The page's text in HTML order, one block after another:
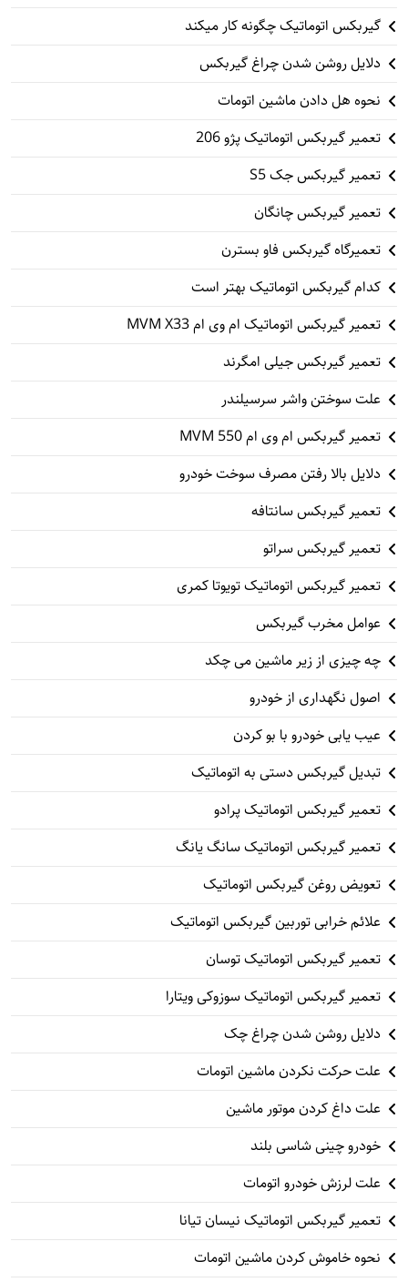
گیربکس اتوماتیک چگونه کار میکند
دلایل روشن شدن چراغ گیربکس
نحوه هل دادن ماشین اتومات
تعمیر گیربکس اتوماتیک پژو 206
تعمیر گیربکس جک S5
تعمیر گیربکس چانگان
تعمیرگاه گیربکس فاو بسترن
کدام گیربکس اتوماتیک بهتر است
تعمیر گیربکس اتوماتیک ام وی ام MVM X33
تعمیر گیربکس جیلی امگرند
علت سوختن واشر سرسیلندر
تعمیر گیربکس ام وی ام 550 MVM
دلایل بالا رفتن مصرف سوخت خودرو
تعمیر گیربکس سانتافه
تعمیر گیربکس سراتو
تعمیر گیربکس اتوماتیک تویوتا کمری
عوامل مخرب گیربکس
چه چیزی از زیر ماشین می چکد
اصول نگهداری از خودرو
عیب یابی خودرو با بو کردن
تبدیل گیربکس دستی به اتوماتیک
تعمیر گیربکس اتوماتیک پرادو
تعمیر گیربکس اتوماتیک سانگ یانگ
تعویض روغن گیربکس اتوماتیک
علائم خرابی توربین گیربکس اتوماتیک
تعمیر گیربکس اتوماتیک توسان
تعمیر گیربکس اتوماتیک سوزوکی ویتارا
دلایل روشن شدن چراغ چک
علت حرکت نکردن ماشین اتومات
علت داغ کردن موتور ماشین
خودرو چینی شاسی بلند
علت لرزش خودرو اتومات
تعمیر گیربکس اتوماتیک نیسان تیانا
نحوه خاموش کردن ماشین اتومات